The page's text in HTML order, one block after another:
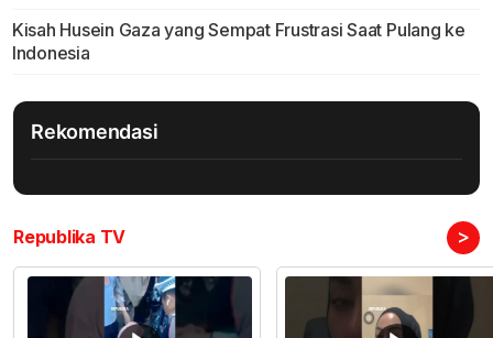
Kisah Husein Gaza yang Sempat Frustrasi Saat Pulang ke
Indonesia
Rekomendasi
Republika TV >